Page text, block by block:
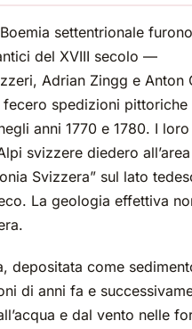
settentrionale furono
del XVIII secolo —
Adrian Zingg e Anton
spedizioni pittoriche
anni 1770 e 1780. I loro
svizzere diedero
Svizzera” sul lato
La geologia effettiva
depositata come
di anni fa e
e dal vento nelle